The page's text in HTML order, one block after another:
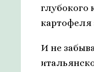
глубокого
картофеля
И не